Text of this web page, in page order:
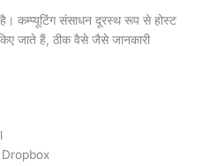
कम्प्यूटिंग संसाधन दूरस्थ रूप से होस्ट
जाते हैं, ठीक वैसे जैसे जानकारी